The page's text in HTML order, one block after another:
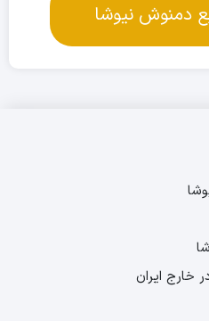
دمنوش نیوشا
خارج ایران